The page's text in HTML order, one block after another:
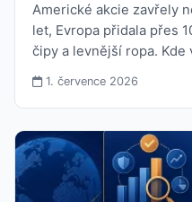
Americké akcie zavřely
let, Evropa přidala přes
čipy a levnější ropa. Kde
1. července 2026